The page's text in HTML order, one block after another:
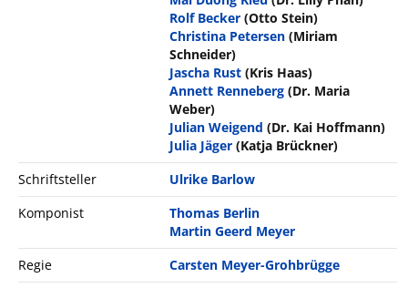
Rolf Becker (Otto Stein)
Christina Petersen (Miriam
Schneider)
Jascha Rust (Kris Haas)
Annett Renneberg (Dr. Maria
Weber)
Julian Weigend (Dr. Kai Hoffmann)
Julia Jäger (Katja Brückner)
Schriftsteller
Ulrike Barlow
Komponist
Thomas Berlin
Martin Geerd Meyer
Regie
Carsten Meyer-Grohbrügge